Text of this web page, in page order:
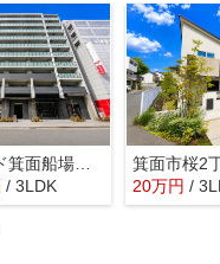
エスリード箕面船場阪大前
/ 3LDK
箕面市桜2
20万円 /